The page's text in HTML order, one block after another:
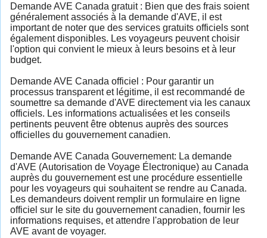
Demande AVE Canada gratuit : Bien que des frais soient
généralement associés à la demande d'AVE, il est
important de noter que des services gratuits officiels sont
également disponibles. Les voyageurs peuvent choisir
l'option qui convient le mieux à leurs besoins et à leur
budget.
Demande AVE Canada officiel : Pour garantir un
processus transparent et légitime, il est recommandé de
soumettre sa demande d'AVE directement via les canaux
officiels. Les informations actualisées et les conseils
pertinents peuvent être obtenus auprès des sources
officielles du gouvernement canadien.
Demande AVE Canada Gouvernement: La demande
d'AVE (Autorisation de Voyage Électronique) au Canada
auprès du gouvernement est une procédure essentielle
pour les voyageurs qui souhaitent se rendre au Canada.
Les demandeurs doivent remplir un formulaire en ligne
officiel sur le site du gouvernement canadien, fournir les
informations requises, et attendre l'approbation de leur
AVE avant de voyager.